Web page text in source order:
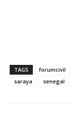
TAGS forumcivil
saraya
senegal